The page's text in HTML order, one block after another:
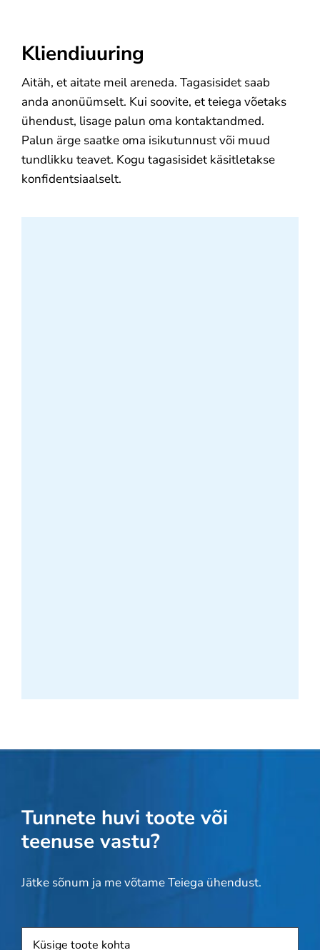
Kliendiuuring
Aitäh, et aitate meil areneda. Tagasisidet saab
anda anonüümselt. Kui soovite, et teiega võetaks
ühendust, lisage palun oma kontaktandmed.
Palun ärge saatke oma isikutunnust või muud
tundlikku teavet. Kogu tagasisidet käsitletakse
konfidentsiaalselt.
Tunnete huvi toote või
teenuse vastu?
Jätke sõnum ja me võtame Teiega ühendust.